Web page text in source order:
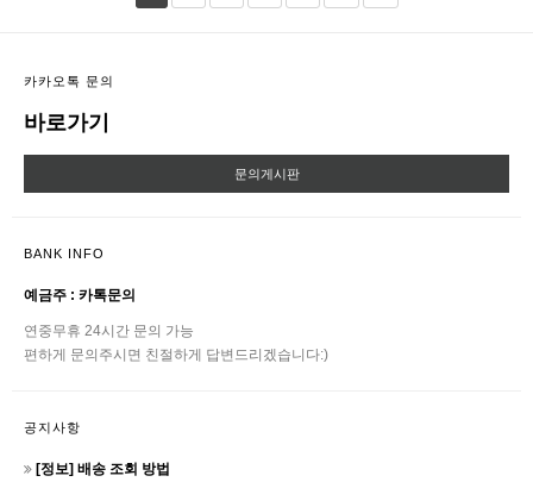
카카오톡 문의
바로가기
문의게시판
BANK INFO
예금주 : 카톡문의
연중무휴 24시간 문의 가능
편하게 문의주시면 친절하게 답변드리겠습니다:)
공지사항
[정보] 배송 조회 방법